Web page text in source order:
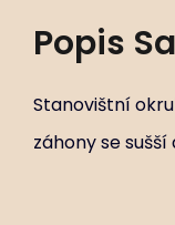
Popis
Stanovištní
záhony se